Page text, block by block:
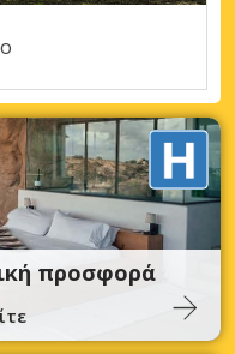
προσφορά